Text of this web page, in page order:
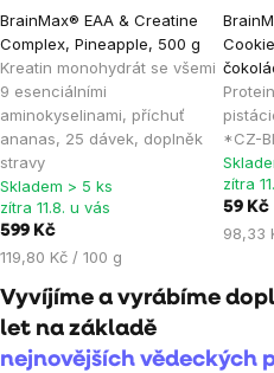
BrainMax® EAA & Creatine
Complex, Pineapple, 500 g
Kreatin monohydrát se všemi
9 esenciálními
aminokyselinami, příchuť
ananas, 25 dávek, doplněk
stravy
hodnocení
produktu
je
3,0
z
5
hvězdiček.
Skladem > 5 ks
zítra 11.8. u vás
599 Kč
Měrná
119,80 Kč / 100 g
*CZ-
je
4,9
z
5
zítra
59 Kč
Měrná
98,33
Vyvíjíme a vyrábíme
let na základě
nejnovějších vědeckých